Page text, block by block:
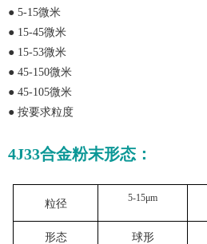
● 5-15微米
● 15-45微米
● 15-53微米
● 45-150微米
● 45-105微米
● 按要求粒度
4J33合金粉末形态 ：
粒径 5-15μm
形态 球形